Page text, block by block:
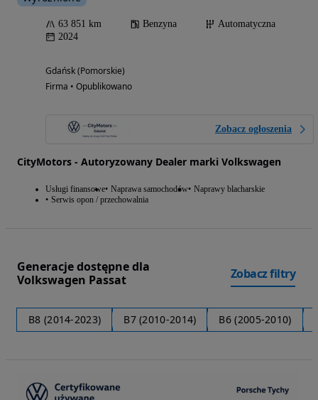
63 851 km Benzyna
Automatyczna
2024
Gdańsk (Pomorskie)
Firma • Opublikowano
Zobacz ogłoszenia
CityMotors - Autoryzowany Dealer marki Volkswagen
Usługi finansowe Naprawa samochodów Naprawy blacharskie
Serwis opon / przechowalnia
Generacje dostępne dla
Volkswagen Passat
Zobacz filtry
B8 (2014-2023) B7 (2010-2014) B6 (2005-2010)